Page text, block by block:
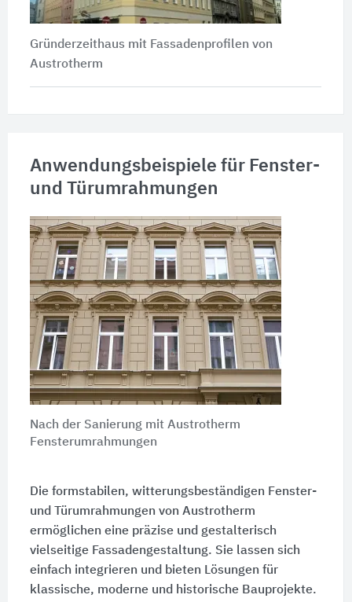
Gründerzeithaus mit Fassadenprofilen von
Austrotherm
Anwendungsbeispiele für Fenster-
und Türumrahmungen
Nach der Sanierung mit Austrotherm
Fensterumrahmungen
Die formstabilen, witterungsbeständigen Fenster-
und Türumrahmungen von Austrotherm
ermöglichen eine präzise und gestalterisch
vielseitige Fassadengestaltung. Sie lassen sich
einfach integrieren und bieten Lösungen für
klassische, moderne und historische Bauprojekte.